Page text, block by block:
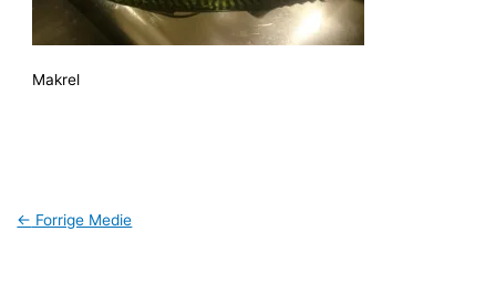
Makrel
← Forrige Medie